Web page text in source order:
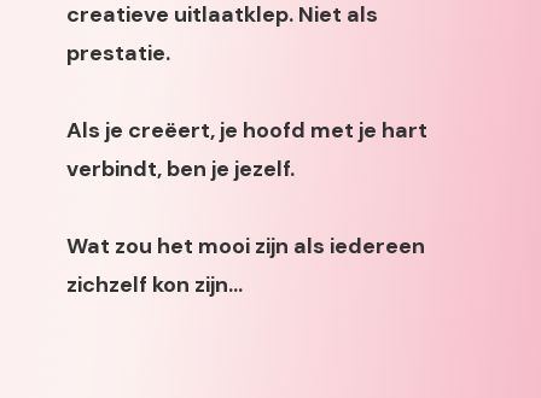
creatieve uitlaatklep. Niet als
prestatie.
Als je creëert, je hoofd met je hart
verbindt, ben je jezelf.
Wat zou het mooi zijn als iedereen
zichzelf kon zijn...